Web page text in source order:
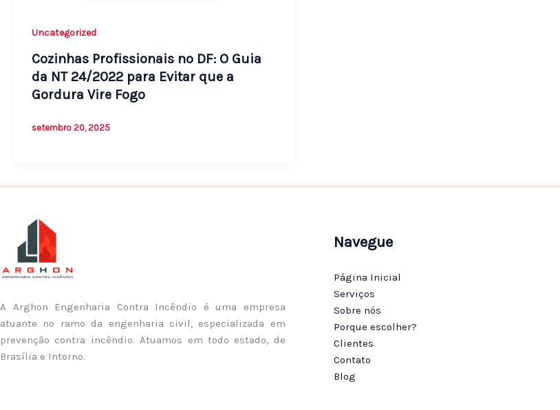
Uncategorized
Cozinhas Profissionais no DF: O Guia
da NT 24/2022 para Evitar que a
Gordura Vire Fogo
setembro 20, 2025
A Arghon Engenharia Contra Incêndio é uma empresa
atuante no ramo da engenharia civil, especializada em
prevenção contra incêndio. Atuamos em todo estado, de
Brasília e Intorno.
Navegue
Página Inicial
Serviços
Sobre nós
Porque escolher?
Clientes
Contato
Blog